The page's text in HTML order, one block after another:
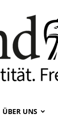
ÜBER UNS